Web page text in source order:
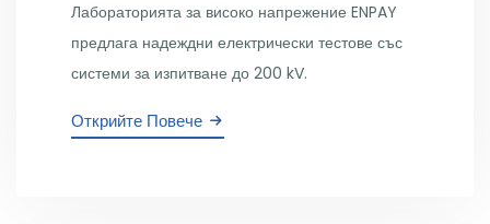
Лабораторията за високо напрежение ENPAY
предлага надеждни електрически тестове със
системи за изпитване до 200 kV.
Открийте Повече